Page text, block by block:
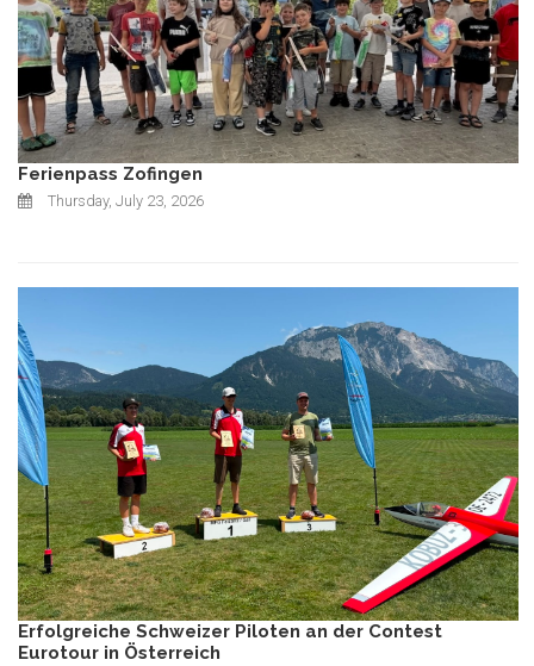
Ferienpass Zofingen
Thursday, July 23, 2026
Erfolgreiche Schweizer Piloten an der Contest
Eurotour in Österreich